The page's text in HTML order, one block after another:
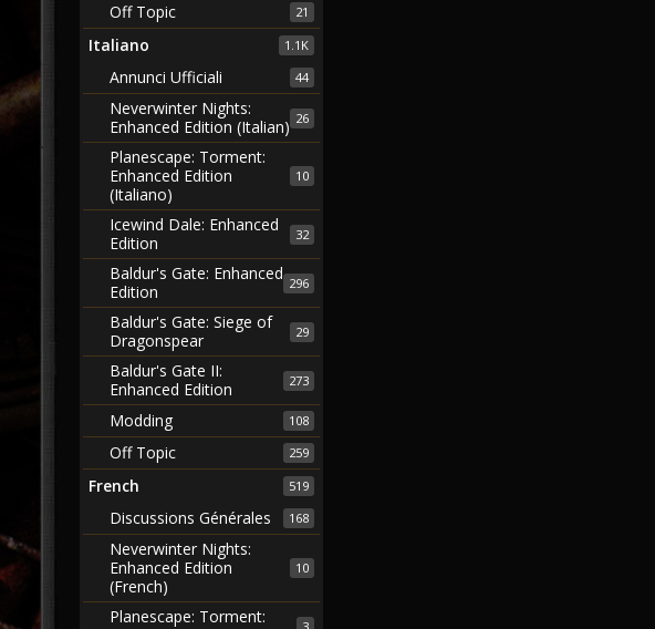
21
Off Topic
1.1K
Italiano
44
Annunci Ufficiali
26
Neverwinter Nights:
Enhanced Edition (Italian)
10
Planescape: Torment:
Enhanced Edition
(Italiano)
32
Icewind Dale: Enhanced
Edition
296
Baldur's Gate: Enhanced
Edition
29
Baldur's Gate: Siege of
Dragonspear
273
Baldur's Gate II:
Enhanced Edition
108
Modding
259
Off Topic
519
French
168
Discussions Générales
10
Neverwinter Nights:
Enhanced Edition
(French)
Planescape: Torment: